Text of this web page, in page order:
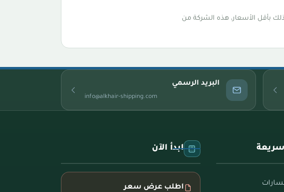
بأقل الأسعار، هذه الشركة من
البريد الرسمي
info@alkhair-shipping.com
ابدأ الآن
اطلب عرض سعر